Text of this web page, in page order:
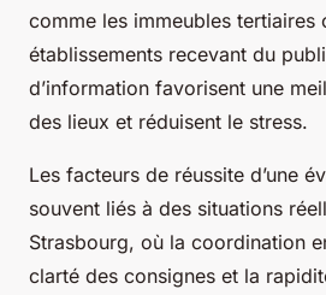
comme les immeubles tertiaires
établissements recevant du
d’information favorisent une
des lieux et réduisent le stress.
Les facteurs de réussite d’une
souvent liés à des situations
Strasbourg, où la coordination
clarté des consignes et la